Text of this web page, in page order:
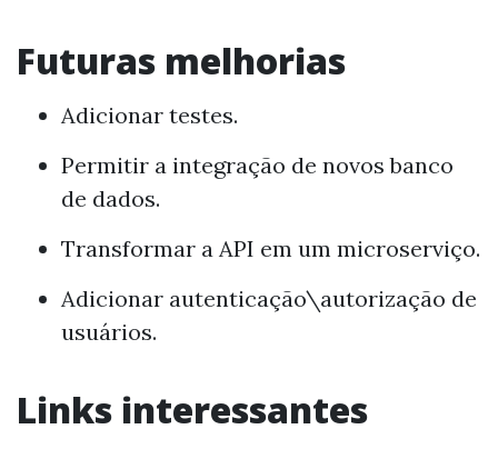
Futuras melhorias
Adicionar testes.
Permitir a integração de novos banco
de dados.
Transformar a API em um microserviço.
Adicionar autenticação\autorização de
usuários.
Links interessantes